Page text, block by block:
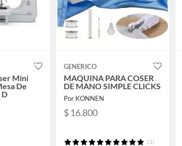
Mini
De
D
GENERICO
MAQUINA PARA COSER
DE MANO SIMPLE CLICKS
Por KONNEN
$ 16.800
(1)